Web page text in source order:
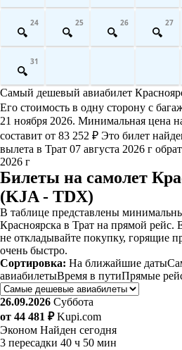
24 25 26 27
31
Самый дешевый авиабилет
Его стоимость в одну сторону с
21 ноября 2026. Минимальная цена
составит от 83 252 ₽ Это билет
вылета в Трат 07 августа 2026 г
2026 г
Билеты на самолет
(KJA - TDX)
В таблице представлены
Красноярска в Трат на прямой
не откладывайте покупку, горящие
очень быстро.
Сортировка: На ближайшие даты
авиабилетыВремя в путиПрямые
26.09.2026 Суббота
от 44 481 ₽ Kupi.com
Эконом Найден сегодня
3 пересадки 40 ч 50 мин